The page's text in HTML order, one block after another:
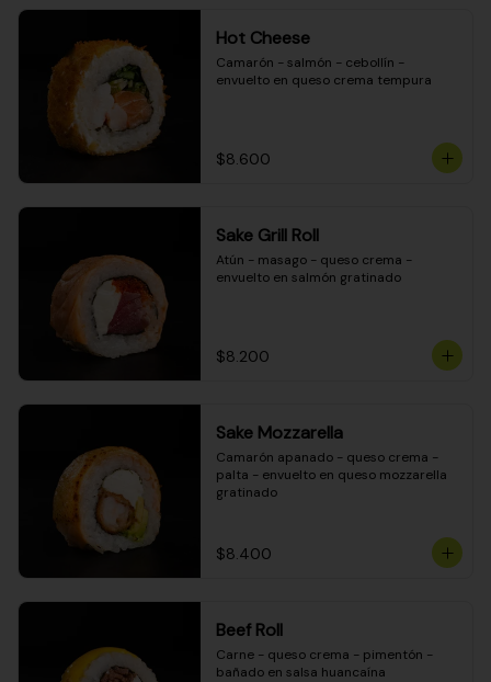
Hot Cheese
Camarón - salmón - cebollín -
envuelto en queso crema tempura
$8.600
Sake Grill Roll
Atún - masago - queso crema -
envuelto en salmón gratinado
$8.200
Sake Mozzarella
Camarón apanado - queso crema -
palta - envuelto en queso mozzarella
gratinado
$8.400
Beef Roll
Carne - queso crema - pimentón -
bañado en salsa huancaína